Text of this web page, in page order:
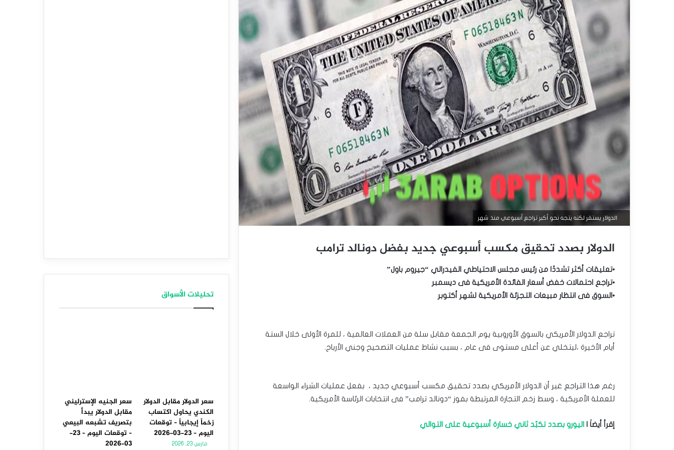
الدولار يستقر لكنه يتجه نحو أكبر تراجع أسبوعي منذ شهر
الدولار بصدد تحقيق مكسب أسبوعي جديد بفضل دونالد ترامب
•تعليقات أكثر تشددًا من رئيس مجلس الاحتياطي الفيدرالي “جيروم باول”
•تراجع احتمالات خفض أسعار الفائدة الأمريكية فى ديسمبر
•السوق فى انتظار مبيعات التجزئة الأمريكية لشهر أكتوبر
تراجع الدولار الأمريكي بالسوق الأوروبية يوم الجمعة مقابل سلة من العملات العالمية ، للمرة الأولى خلال الستة
أيام الأخيرة ،ليتخلي عن أعلى مستوى فى عام ، بسبب نشاط عمليات التصحيح وجني الأرباح.
رغم هذا التراجع غير أن الدولار الأمريكي بصدد تحقيق مكسب أسبوعي جديد ، بفعل عمليات الشراء الواسعة
للعملة الأمريكية ، وسط زخم التجارة المرتبطة بفوز “دونالد ترامب” فى انتخابات الرئاسة الأمريكية.
إقرأ أيضاَ | اليورو بصدد تكبّد ثاني خسارة أسبوعية على التوالي
تحليلات الأسواق
سعر الدولار مقابل الدولار
الكندي يحاول اكتساب
زخماً إيجابياً – توقعات
اليوم – 23-03-2026
مارس 23, 2026
سعر الجنيه الإسترليني
مقابل الدولار يبدأ
بتصريف تشبعه البيعي
– توقعات اليوم – 23-
03-2026